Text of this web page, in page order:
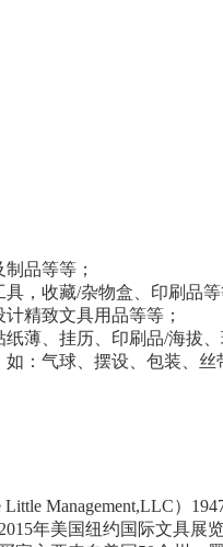
品等等；
，收藏/杂物盒、印刷品等
精致文具用品等等；
薄、挂历、印刷品/海拔
：气球、摆设、包装、丝
Management,LLC）
年美国纽约国际文具展